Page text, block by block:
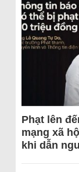
Phạt lên
mạng xã
khi dẫn